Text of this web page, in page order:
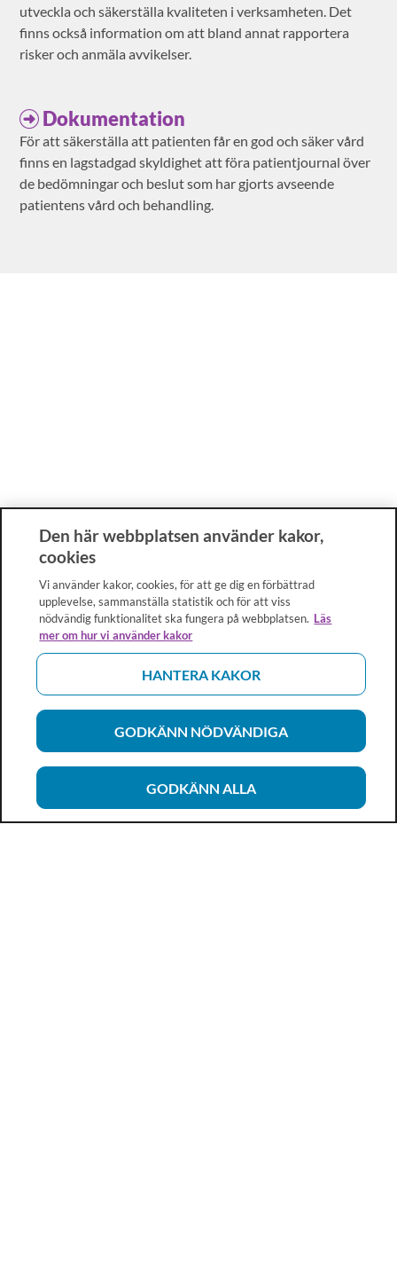
utveckla och säkerställa kvaliteten i verksamheten. Det
finns också information om att bland annat rapportera
risker och anmäla avvikelser.
Dokumentation
För att säkerställa att patienten får en god och säker vård
finns en lagstadgad skyldighet att föra patientjournal över
de bedömningar och beslut som har gjorts avseende
patientens vård och behandling.
Den här webbplatsen använder kakor,
cookies
Vi använder kakor, cookies, för att ge dig en förbättrad
upplevelse, sammanställa statistik och för att viss
nödvändig funktionalitet ska fungera på webbplatsen. Läs
mer om hur vi använder kakor
HANTERA KAKOR
GODKÄNN NÖDVÄNDIGA
GODKÄNN ALLA